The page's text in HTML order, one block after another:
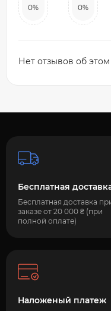
0% 0%
Нет отзывов об этом
Бесплатная
Бесплатная доставка
заказе от 20 000 ₴ (при
полной оплате)
Наложеный платеж